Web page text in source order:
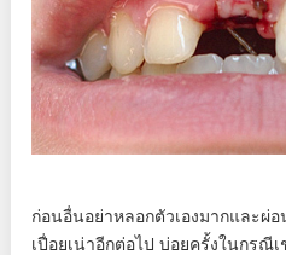
ก่อนอื่นอย่าหลอกตัวเองมากและผ่
เปื่อยเน่าอีกต่อไป บ่อยครั้งในกรณี